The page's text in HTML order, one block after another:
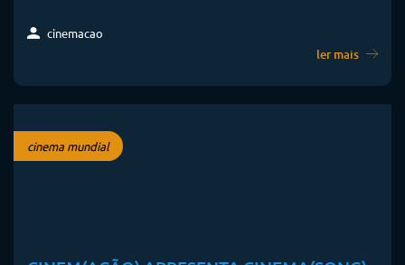
cinemacao
ler mais
cinema mundial